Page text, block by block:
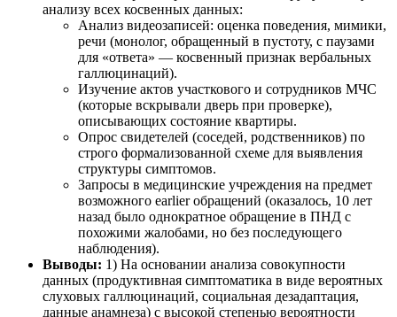
анализу всех косвенных данных:
Анализ видеозаписей: оценка поведения, мимики,
речи (монолог, обращенный в пустоту, с паузами
для «ответа» — косвенный признак вербальных
галлюцинаций).
Изучение актов участкового и сотрудников МЧС
(которые вскрывали дверь при проверке),
описывающих состояние квартиры.
Опрос свидетелей (соседей, родственников) по
строго формализованной схеме для выявления
структуры симптомов.
Запросы в медицинские учреждения на предмет
возможного earlier обращений (оказалось, 10 лет
назад было однократное обращение в ПНД с
похожими жалобами, но без последующего
наблюдения).
Выводы: 1) На основании анализа совокупности
данных (продуктивная симптоматика в виде вероятных
слуховых галлюцинаций, социальная дезадаптация,
данные анамнеза) с высокой степенью вероятности